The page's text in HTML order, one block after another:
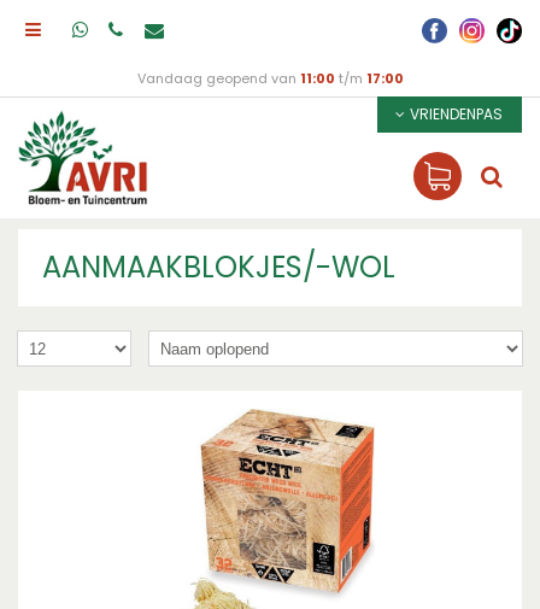
Vandaag geopend van 11:00 t/m 17:00
VRIENDENPAS
AANMAAKBLOKJES/-WOL